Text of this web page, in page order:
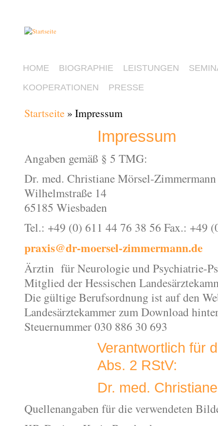
HOME BIOGRAPHIE LEISTUNGEN
KOOPERATIONEN
PRESSE
Sie sind hier
Startseite » Impressum
Impressum
Angaben gemäß § 5 TMG:
Dr. med. Christiane Mörsel-Zimmermann
Wilhelmstraße 14
65185 Wiesbaden
Tel.: +49 (0) 611 44 76 38 56 Fax.: +49
praxis@dr-moersel-zimmermann.de
Ärztin für Neurologie und Psychiatrie-
Mitglied der Hessischen
Die gültige Berufsordnung ist auf den
Landesärztekammer zum Download
Steuernummer 030 886 30 693
Verantwortlich für
Abs. 2 RStV:
Dr. med.
Quellenangaben für die verwendeten